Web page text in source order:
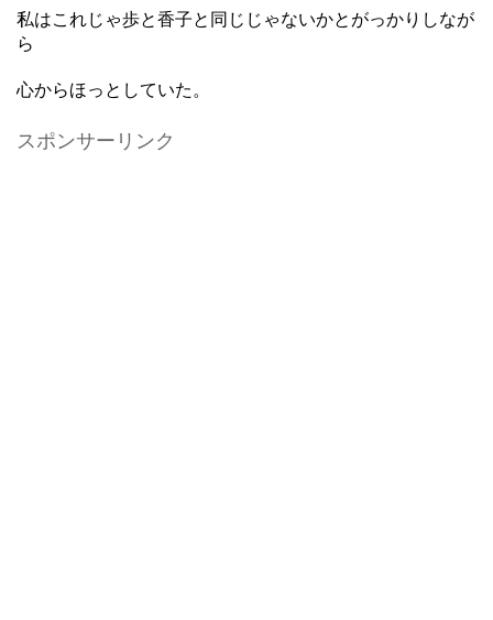
私はこれじゃ歩と香子と同じじゃないかとがっかりしなが
ら
心からほっとしていた。
スポンサーリンク